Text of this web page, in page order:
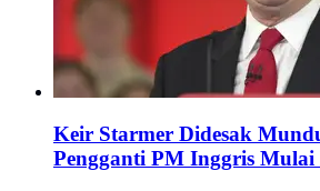
Keir Starmer Didesak
Pengganti PM Inggris Mulai